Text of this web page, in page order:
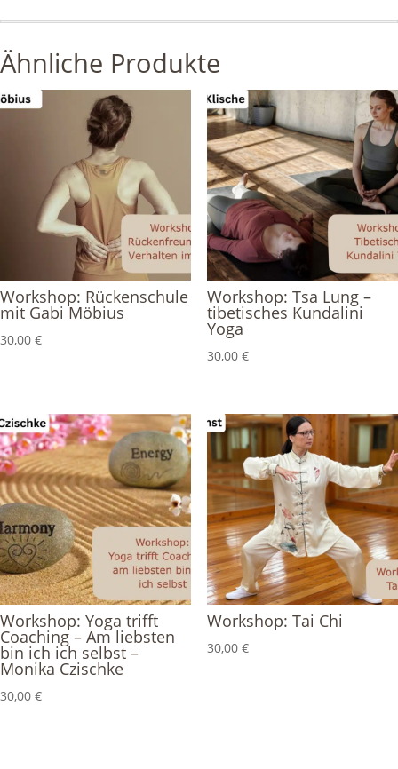
Ähnliche Produkte
Workshop: Rückenschule
mit Gabi Möbius
30,00 €
Workshop: Tsa Lung –
tibetisches Kundalini
Yoga
30,00 €
Workshop: Yoga trifft
Coaching – Am liebsten
bin ich ich selbst –
Monika Czischke
30,00 €
Workshop: Tai Chi
30,00 €